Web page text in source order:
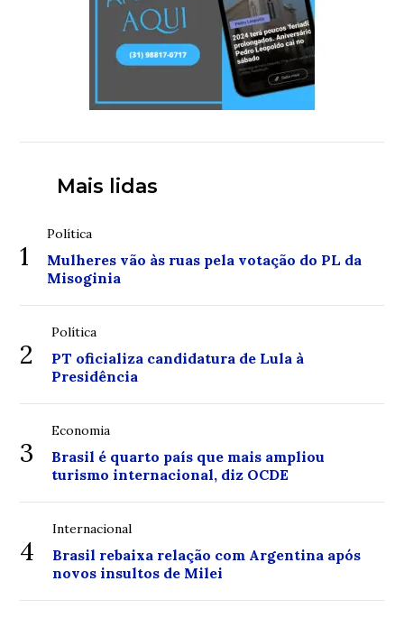
Mais lidas
1
Política
Mulheres vão às ruas pela votação do PL da
Misoginia
2
Política
PT oficializa candidatura de Lula à
Presidência
3
Economia
Brasil é quarto país que mais ampliou
turismo internacional, diz OCDE
4
Internacional
Brasil rebaixa relação com Argentina após
novos insultos de Milei